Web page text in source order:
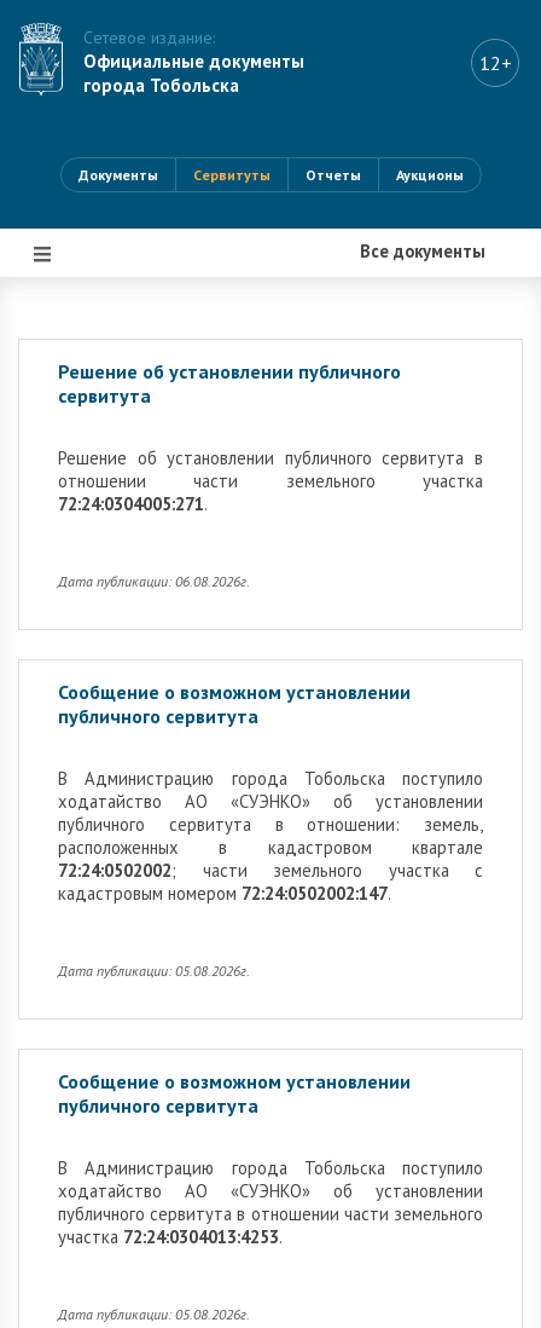
Сетевое издание:
Официальные документы
города Тобольска
12+
Документы Сервитуты Отчеты Аукционы
Все документы
|||
Решение об установлении публичного
сервитута
Решение об установлении публичного сервитута в
отношении части земельного участка
72:24:0304005:271.
Дата публикации: 06.08.2026г.
Сообщение о возможном установлении
публичного сервитута
В Администрацию города Тобольска поступило
ходатайство АО «СУЭНКО» об установлении
публичного сервитута в отношении: земель,
расположенных в кадастровом квартале
72:24:0502002; части земельного участка с
кадастровым номером 72:24:0502002:147.
Дата публикации: 05.08.2026г.
Сообщение о возможном установлении
публичного сервитута
В Администрацию города Тобольска поступило
ходатайство АО «СУЭНКО» об установлении
публичного сервитута в отношении части земельного
участка 72:24:0304013:4253.
Дата публикации: 05.08.2026г.